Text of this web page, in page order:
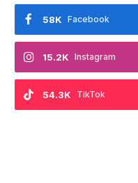
Facebook
58K
Instagram
15.2K
TikTok
54.3K